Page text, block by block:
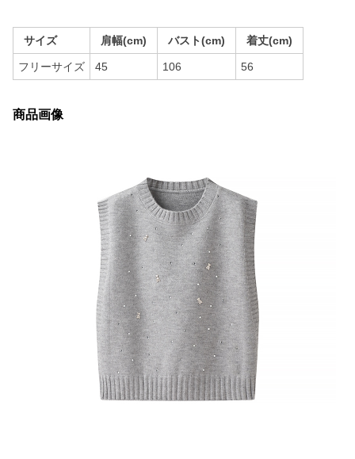
サイズ 肩幅(cm) バスト(cm) 着丈(cm)
フリーサイズ 45 106 56
商品画像